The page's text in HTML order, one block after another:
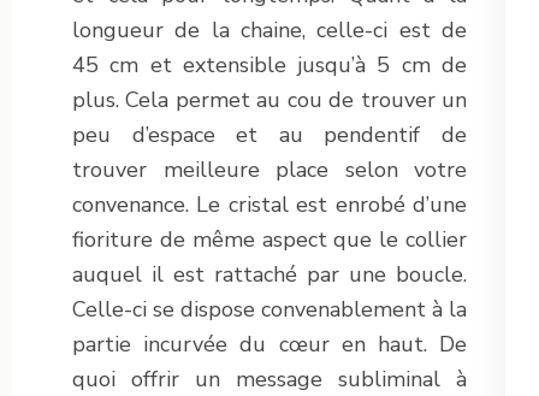
longueur de la chaine, celle-ci est de
45 cm et extensible jusqu’à 5 cm de
plus. Cela permet au cou de trouver un
peu d’espace et au pendentif de
trouver meilleure place selon votre
convenance. Le cristal est enrobé d’une
fioriture de même aspect que le collier
auquel il est rattaché par une boucle.
Celle-ci se dispose convenablement à la
partie incurvée du cœur en haut. De
quoi offrir un message subliminal à